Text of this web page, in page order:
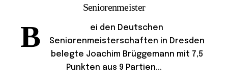
Seniorenmeister
B
ei den Deutschen
Seniorenmeisterschaften in Dresden
belegte Joachim Brüggemann mit 7,5
Punkten aus 9 Partien...